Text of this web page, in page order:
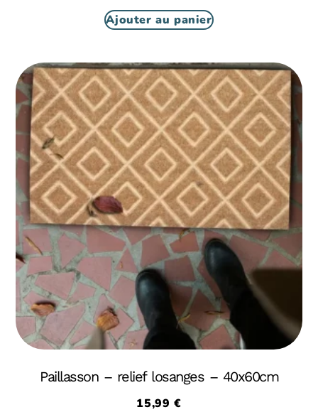
Ajouter au panier
Paillasson – relief losanges – 40x60cm
15,99 €